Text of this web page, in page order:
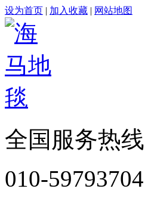
设为首页 | 加入收藏 | 网站地图
全国服务热线
010-59793704